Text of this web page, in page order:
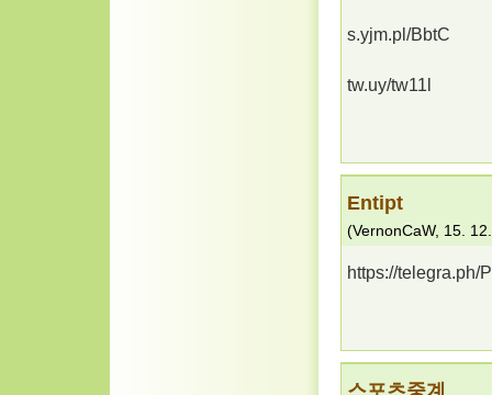
s.yjm.pl/BbtC
tw.uy/tw11l
Entipt
(VernonCaW, 15.
https://telegra.ph/
스포츠중계